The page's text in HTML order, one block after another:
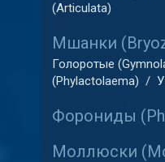
(Articulata)
Мшанки
Голоротые
(Phylactolaema) /
Форониды
Моллюски